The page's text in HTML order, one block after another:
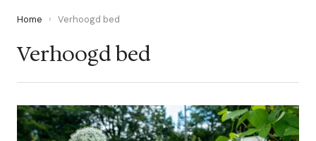
Home › Verhoogd bed
Verhoogd bed